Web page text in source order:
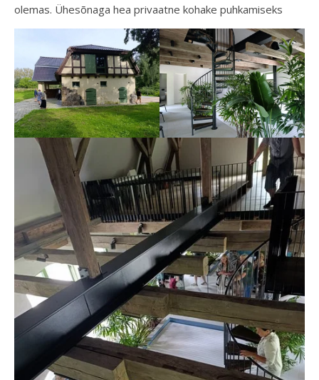
olemas. Ühesõnaga hea privaatne kohake puhkamiseks